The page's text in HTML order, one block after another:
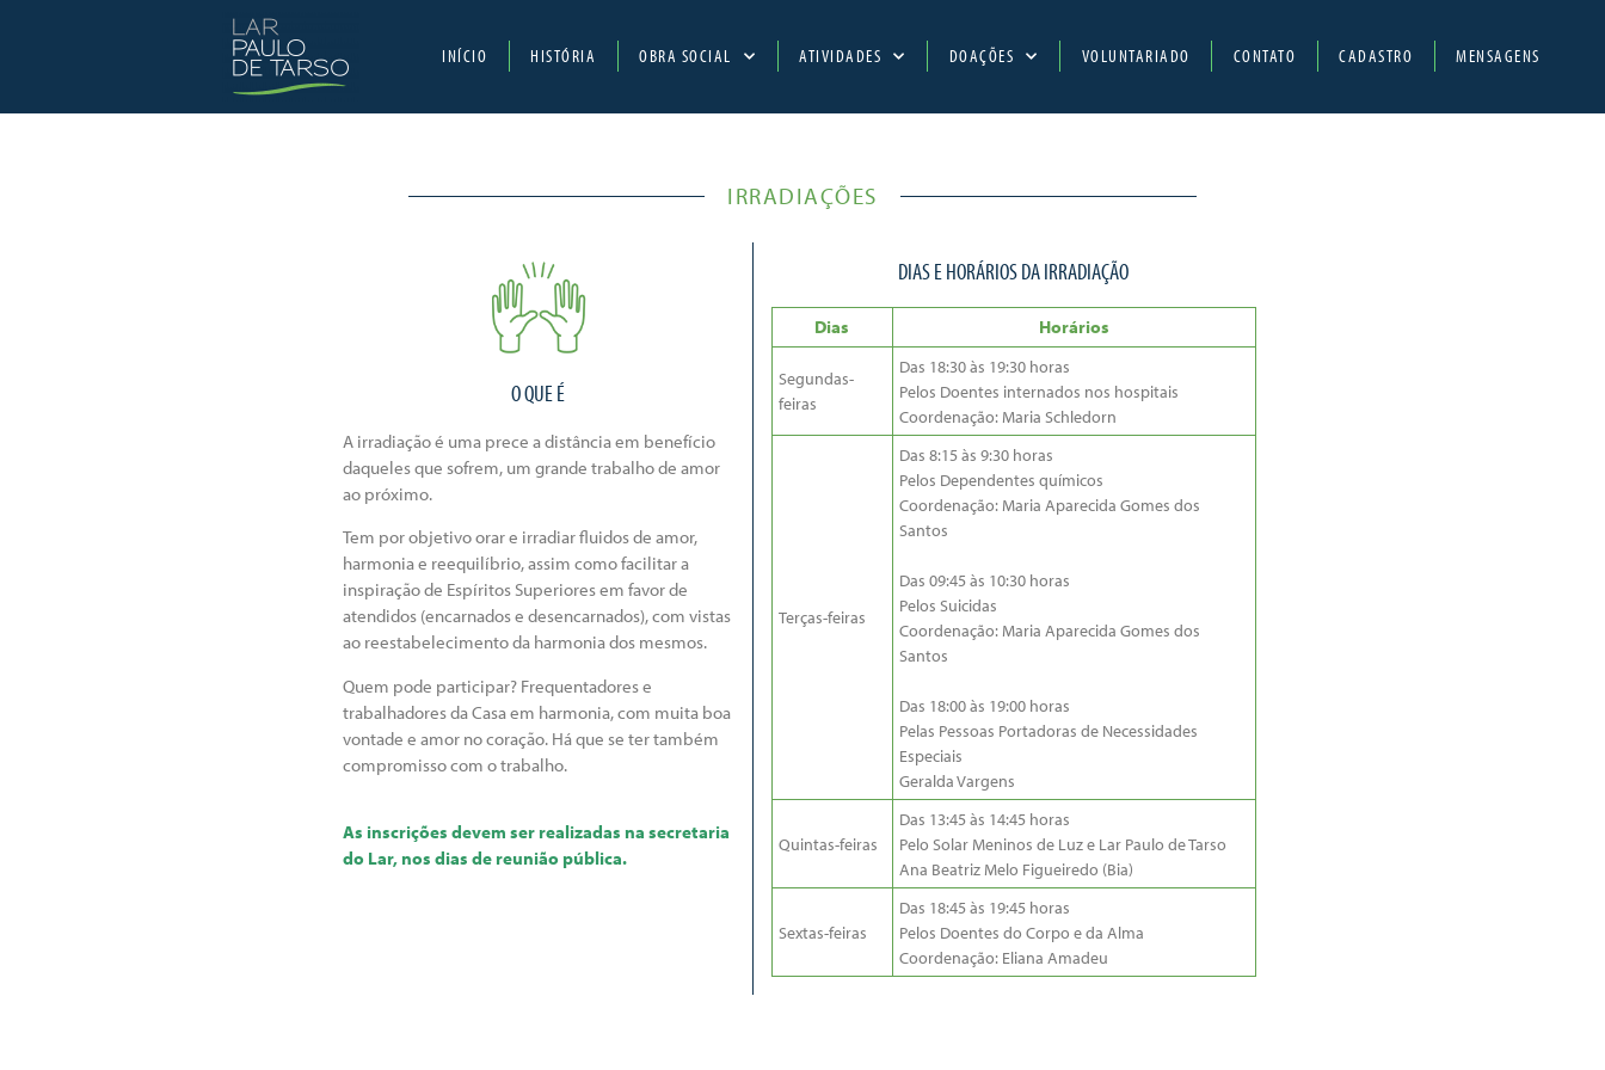
INÍCIO HISTÓRIA OBRA SOCIAL ATIVIDADES DOAÇÕES VOLUNTARIADO CONTATO CADASTRO MENSAGENS
IRRADIAÇÕES
O QUE É
A irradiação é uma prece a distância em benefício
daqueles que sofrem, um grande trabalho de amor
ao próximo.
Tem por objetivo orar e irradiar fluidos de amor,
harmonia e reequilíbrio, assim como facilitar a
inspiração de Espíritos Superiores em favor de
atendidos (encarnados e desencarnados), com vistas
ao reestabelecimento da harmonia dos mesmos.
Quem pode participar? Frequentadores e
trabalhadores da Casa em harmonia, com muita boa
vontade e amor no coração. Há que se ter também
compromisso com o trabalho.
As inscrições devem ser realizadas na secretaria
do Lar, nos dias de reunião pública.
DIAS E HORÁRIOS DA IRRADIAÇÃO
Dias Horários
Segundas-
feiras
Das 18:30 às 19:30 horas
Pelos Doentes internados nos hospitais
Coordenação: Maria Schledorn
Terças-feiras
Das 8:15 às 9:30 horas
Pelos Dependentes químicos
Coordenação: Maria Aparecida Gomes dos
Santos
Das 09:45 às 10:30 horas
Pelos Suicidas
Coordenação: Maria Aparecida Gomes dos
Santos
Das 18:00 às 19:00 horas
Pelas Pessoas Portadoras de Necessidades
Especiais
Geralda Vargens
Quintas-feiras
Das 13:45 às 14:45 horas
Pelo Solar Meninos de Luz e Lar Paulo de Tarso
Ana Beatriz Melo Figueiredo (Bia)
Sextas-feiras
Das 18:45 às 19:45 horas
Pelos Doentes do Corpo e da Alma
Coordenação: Eliana Amadeu